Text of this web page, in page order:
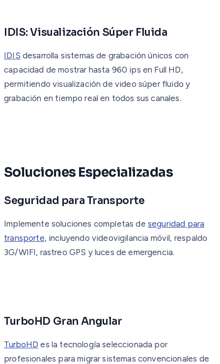
IDIS: Visualización Súper Fluida
IDIS desarrolla sistemas de grabación únicos con
capacidad de mostrar hasta 960 ips en Full HD,
permitiendo visualización de video súper fluido y
grabación en tiempo real en todos sus canales.
Soluciones Especializadas
Seguridad para Transporte
Implemente soluciones completas de seguridad para
transporte, incluyendo videovigilancia móvil, respaldo
3G/WIFI, rastreo GPS y luces de emergencia.
TurboHD Gran Angular
TurboHD es la tecnología seleccionada por
profesionales para migrar sistemas convencionales de